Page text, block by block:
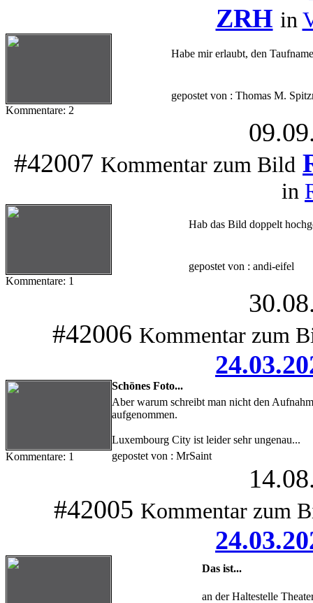
ZRH in
Kommentare: 2
Habe mir erlaubt, den
gepostet von : Thomas M.
#42007 Kommentar zum Bild
in
Kommentare: 1
Hab das Bild doppelt
gepostet von : andi-eifel
#42006 Kommentar zum
Kommentare: 1
Schönes Foto...
Aber warum schreibt man nicht den
aufgenommen.
Luxembourg City ist leider sehr ungenau...
gepostet von : MrSaint
#42005 Kommentar zum
Das ist...
an der Haltestelle